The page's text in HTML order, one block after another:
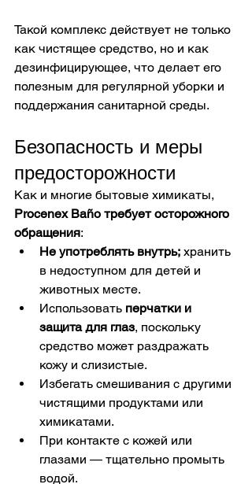
Такой комплекс действует не только
как чистящее средство, но и как
дезинфицирующее, что делает его
полезным для регулярной уборки и
поддержания санитарной среды.
Безопасность и меры
предосторожности
Как и многие бытовые химикаты,
Procenex Baño требует осторожного
обращения:
Не употреблять внутрь; хранить
в недоступном для детей и
животных месте.
Использовать перчатки и
защита для глаз, поскольку
средство может раздражать
кожу и слизистые.
Избегать смешивания с другими
чистящими продуктами или
химикатами.
При контакте с кожей или
глазами — тщательно промыть
водой.